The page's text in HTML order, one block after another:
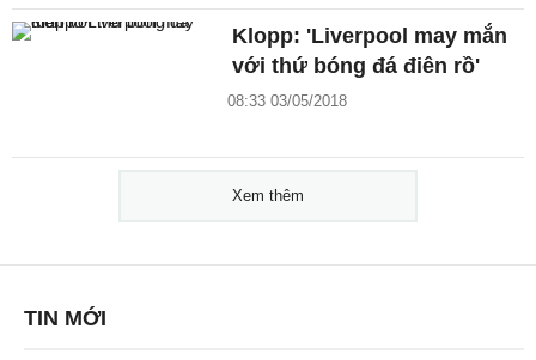
Klopp: 'Liverpool may mắn
với thứ bóng đá điên rồ'
08:33 03/05/2018
Xem thêm
TIN MỚI